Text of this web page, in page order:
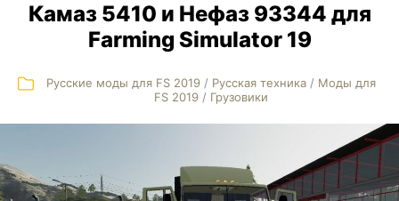
Камаз 5410 и Нефаз 93344 для
Farming Simulator 19
Русские моды для FS 2019/ Русская техника/ Моды для
FS 2019/ Грузовики